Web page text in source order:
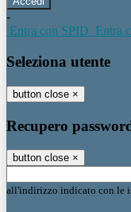
-
Entra con SPID Entra
Seleziona utente
button close ×
Recupero
button close ×
all'indirizzo indicato con le